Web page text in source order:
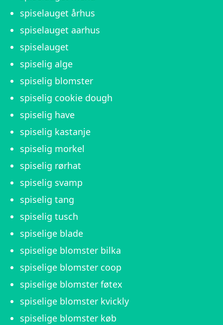
spiselauget århus
spiselauget aarhus
spiselauget
spiselig alge
spiselig blomster
spiselig cookie dough
spiselig have
spiselig kastanje
spiselig morkel
spiselig rørhat
spiselig svamp
spiselig tang
spiselig tusch
spiselige blade
spiselige blomster bilka
spiselige blomster coop
spiselige blomster føtex
spiselige blomster kvickly
spiselige blomster køb